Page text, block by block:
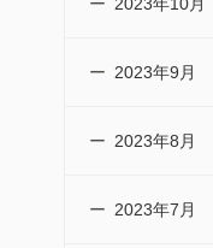
2023年10月
2023年9月
2023年8月
2023年7月